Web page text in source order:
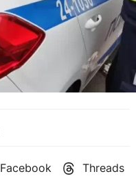
Facebook Threads